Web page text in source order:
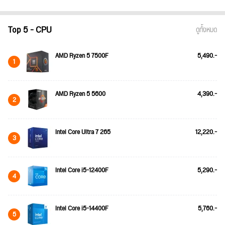
Top 5 - CPU ดูทั้งหมด
1 AMD Ryzen 5 7500F 5,490.-
2 AMD Ryzen 5 5600 4,390.-
3 Intel Core Ultra 7 265 12,220.-
4 Intel Core i5-12400F 5,290.-
5 Intel Core i5-14400F 5,760.-